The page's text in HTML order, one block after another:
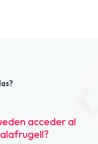
acceder al